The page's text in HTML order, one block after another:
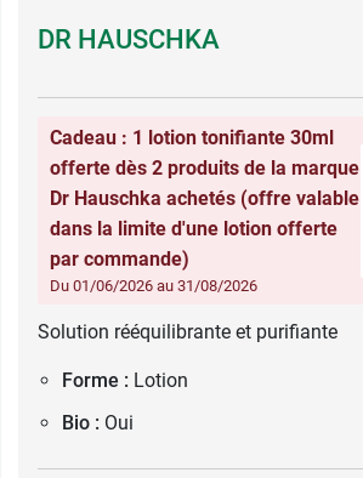
DR HAUSCHKA
Cadeau : 1 lotion tonifiante 30ml
offerte dès 2 produits de la marque
Dr Hauschka achetés (offre valable
dans la limite d'une lotion offerte
par commande)
Du 01/06/2026 au 31/08/2026
Solution rééquilibrante et purifiante
Forme : Lotion
Bio : Oui